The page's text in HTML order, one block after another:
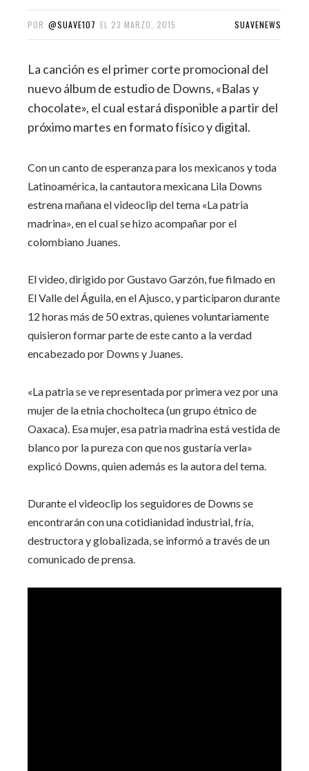
POR @SUAVE107 EL 23 MARZO, 2015 SUAVENEWS
La canción es el primer corte promocional del
nuevo álbum de estudio de Downs, «Balas y
chocolate», el cual estará disponible a partir del
próximo martes en formato físico y digital.
Con un canto de esperanza para los mexicanos y toda
Latinoamérica, la cantautora mexicana Lila Downs
estrena mañana el videoclip del tema «La patria
madrina», en el cual se hizo acompañar por el
colombiano Juanes.
El video, dirigido por Gustavo Garzón, fue filmado en
El Valle del Águila, en el Ajusco, y participaron durante
12 horas más de 50 extras, quienes voluntariamente
quisieron formar parte de este canto a la verdad
encabezado por Downs y Juanes.
«La patria se ve representada por primera vez por una
mujer de la etnia chocholteca (un grupo étnico de
Oaxaca). Esa mujer, esa patria madrina está vestida de
blanco por la pureza con que nos gustaría verla»
explicó Downs, quien además es la autora del tema.
Durante el videoclip los seguidores de Downs se
encontrarán con una cotidianidad industrial, fría,
destructora y globalizada, se informó a través de un
comunicado de prensa.